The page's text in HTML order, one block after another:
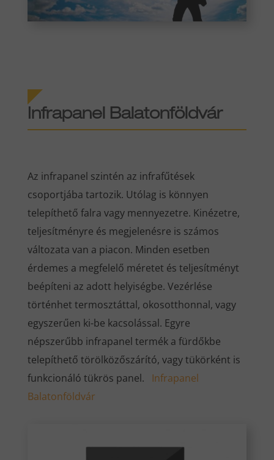
Infrapanel Balatonföldvár
Az infrapanel szintén az infrafűtések
csoportjába tartozik. Utólag is könnyen
telepíthető falra vagy mennyezetre. Kinézetre,
teljesítményre és megjelenésre is számos
változata van a piacon. Minden esetben
érdemes a megfelelő méretet és teljesítményt
beépíteni az adott helyiségbe. Vezérlése
történhet termosztáttal, okosotthonnal, vagy
egyszerűen ki-be kacsolással. Egyre
népszerűbb infrapanel termék a fürdőkbe
telepíthető törölközőszárító, vagy tükörként is
funkcionáló tükrös panel. Infrapanel
Balatonföldvár